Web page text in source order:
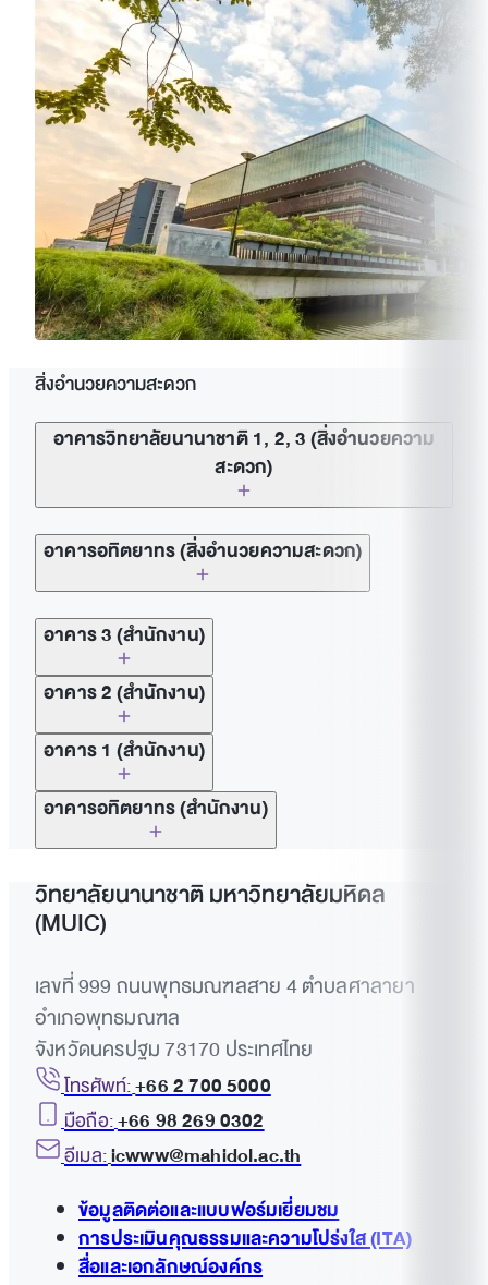
สิ่งอำนวยความสะดวก
อาคารวิทยาลัยนานาชาติ 1, 2, 3 (สิ่งอำนวยความ
สะดวก)
Computer Laboratories (Room 1512, 1513,
1514, 1514/1 on 5th fl.)
Computer Lounge (Room 1516, 5th fl.)
Science Laboratories (Room 1502, 1503, 1504,
1506, 3307, 3412, 3502, 3503, 3504)
Library (3rd – 4th fl.)
Study Area (2nd fl.)
Seminar Room (2nd fl.)
No. of Classrooms and Laboratories
Lecture Rooms: 14
Lecture Rooms (for PC): 24
Computer Laboratories: 4
อาคารอทิตยาทร (สิ่งอำนวยความสะดวก)
Computer Laboratories (2nd fl.)
Studios (large studio, small studio) (5th fl.)
Drawing Studios (5th fl.)
Acting Rooms (5th fl.)
CDP Laboratory (5th fl.)
Workshop Room (B1 fl.)
Co-working Space (3rd fl.)
Exhibition Hall (2nd fl.)
Printing area (2nd fl.)
International Graduate Studies Office (iGS) (4th
fl.)
อาคาร 3 (สำนักงาน)
Division Offices
Office of Educational Technology Section
(Room 3402, 4th fl.)
อาคาร 2 (สำนักงาน)
Office of Social Science Division (1st fl.)
Office of Humanities & Language Division
(Room 2202, 2nd fl.)
Office of Humanities & Language Division (3rd
fl.)
อาคาร 1 (สำนักงาน)
Division Offices
Room 1603, 6th floor
Office of Preparation Center for Languages
and Mathematics, 2nd floor
อาคารอทิตยาทร (สำนักงาน)
Division Offices
Fine and Applied Arts Division (6th fl.)
วิทยาลัยนานาชาติ มหาวิทยาลัยมหิดล
(MUIC)
เลขที่ 999 ถนนพุทธมณฑลสาย 4 ตำบลศาลายา
อำเภอพุทธมณฑล
จังหวัดนครปฐม 73170 ประเทศไทย
โทรศัพท์:+66 2 700 5000
มือถือ:+66 98 269 0302
อีเมล:icwww@mahidol.ac.th
ข้อมูลติดต่อและแบบฟอร์มเยี่ยมชม
การประเมินคุณธรรมและความโปร่งใส (ITA)
สื่อและเอกลักษณ์องค์กร